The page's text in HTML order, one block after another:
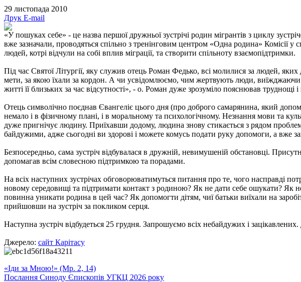
29 листопада 2010
Друк E-mail
«У пошуках себе» - це назва першої дружньої зустрічі родин мігрантів з циклу
вже зазначали, проводяться спільно з тренінговим центром «Одна родина» Комісії у
людей, котрі відчули на собі вплив міграції, та створити спільноту взаємопідтримки.
Під час Святої Літургії, яку служив отець Роман Федько, всі молилися за людей,
мети, за якою їхали за кордон. А чи усвідомлюємо, чим жертвують люди, виїжджаючи
житті її близьких за час відсутності», - о. Роман дуже зрозуміло пояснював
Отець символічно поєднав Євангеліє цього дня (про доброго самарянина, який
немало і в фізичному плані, і в моральному та психологічному. Незнання мови та
дуже пригнічує людину. Приїхавши додому, людина знову стикається з рядом
байдужими, адже сьогодні ви здорові і можете комусь подати руку допомоги, а вже
Безпосередньо, сама зустріч відбувалася в дружній, невимушеній обстановці.
допомагав всім словесною підтримкою та порадами.
На всіх наступних зустрічах обговорюватимуться питання про те, чого насправді
новому середовищі та підтримати контакт з родиною? Як не дати себе ошукати?
повинна уникати родина в цей час? Як допомогти дітям, чиї батьки виїхали на
прийшовши на зустріч за покликом серця.
Наступна зустріч відбудеться 25 грудня. Запрошуємо всіх небайдужих і
Джерело: сайт Карітасу
«Іди за Мною!» (Мр. 2, 14)
Послання Синоду Єпископів УГКЦ 2026 року